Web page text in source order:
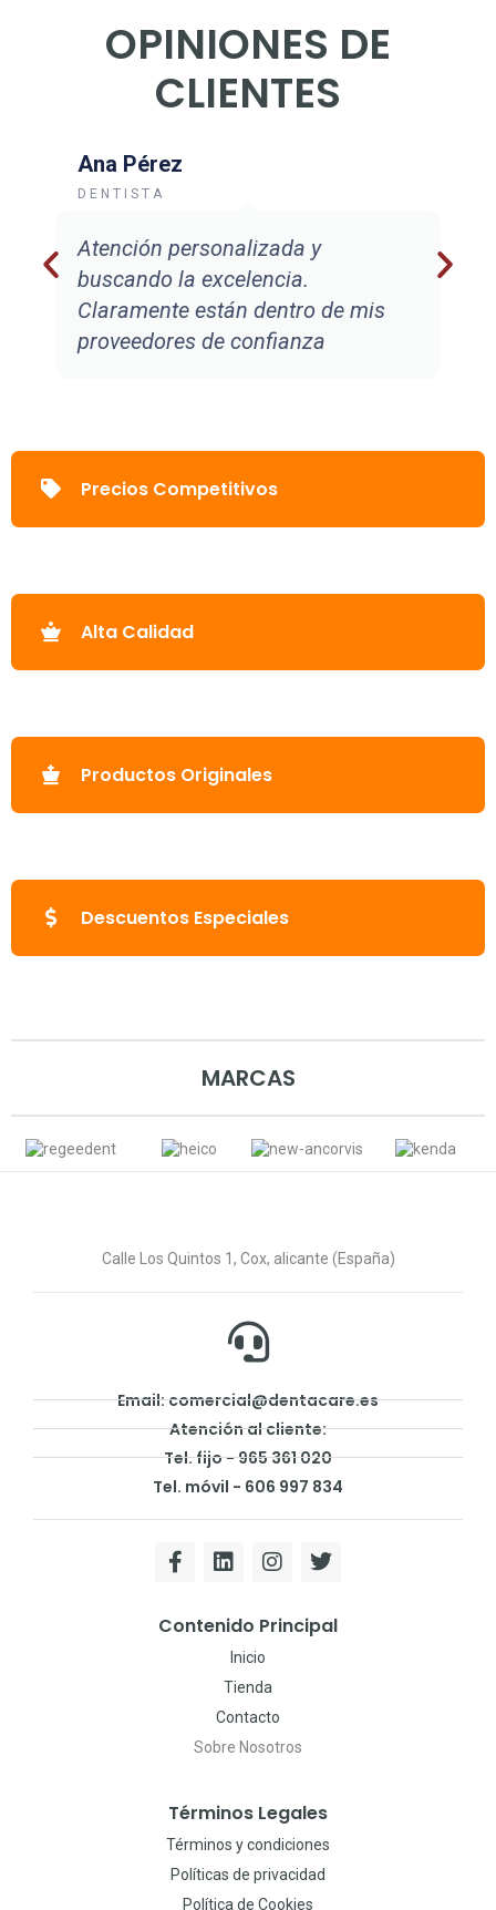
OPINIONES DE
CLIENTES
Atención personalizada y
buscando la excelencia.
Claramente están dentro de mis
proveedores de confianza
Ana Pérez
DENTISTA
Precios Competitivos
Alta Calidad
Productos Originales
Descuentos Especiales
MARCAS
Calle Los Quintos 1, Cox, alicante (España)
Email: comercial@dentacare.es
Atención al cliente:
Tel. fijo - 965 361 020
Tel. móvil - 606 997 834
Contenido Principal
Inicio
Tienda
Contacto
Sobre Nosotros
Términos Legales
Términos y condiciones
Políticas de privacidad
Política de Cookies